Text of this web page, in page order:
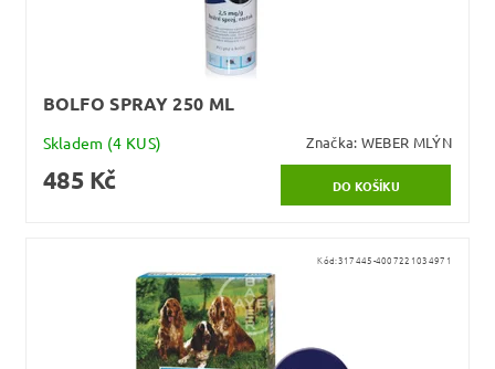
BOLFO SPRAY 250 ML
Skladem (4 KUS) Značka: WEBER MLÝN
485 Kč
Kód:317445-4007221034971